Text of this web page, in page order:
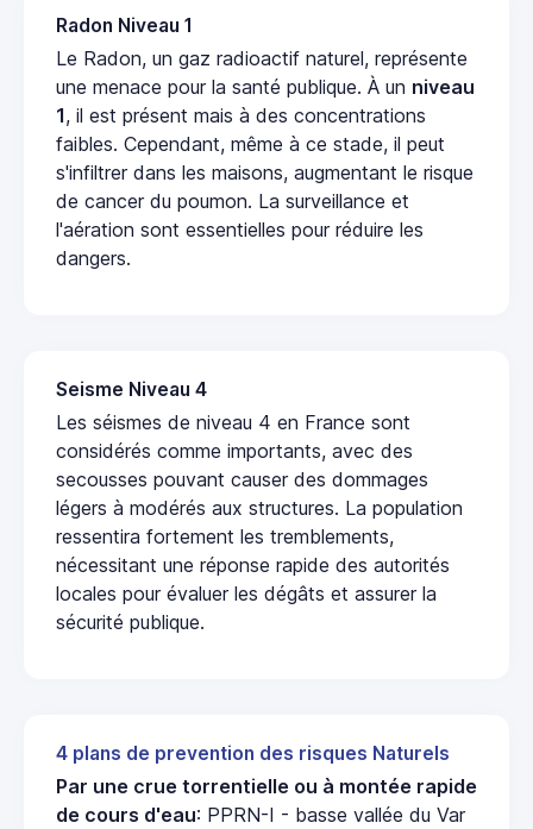
Radon Niveau 1
Le Radon, un gaz radioactif naturel, représente
une menace pour la santé publique. À un niveau
1, il est présent mais à des concentrations
faibles. Cependant, même à ce stade, il peut
s'infiltrer dans les maisons, augmentant le risque
de cancer du poumon. La surveillance et
l'aération sont essentielles pour réduire les
dangers.
Seisme Niveau 4
Les séismes de niveau 4 en France sont
considérés comme importants, avec des
secousses pouvant causer des dommages
légers à modérés aux structures. La population
ressentira fortement les tremblements,
nécessitant une réponse rapide des autorités
locales pour évaluer les dégâts et assurer la
sécurité publique.
4 plans de prevention des risques Naturels
Par une crue torrentielle ou à montée rapide
de cours d'eau: PPRN-I - basse vallée du Var